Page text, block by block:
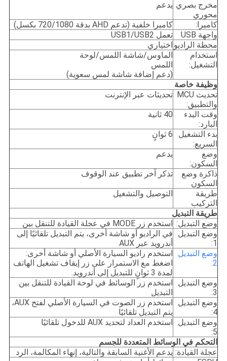
مخرج بصري
محوري
يدعم
كاميرا:
كاميرا خلفية (تدعم AHD بدقة 720/1080 بكسل)
واجهة USB
تعمل USB1/USB2
محطة الراديو اختياري
استخدام
التشغيل:
الماوس/شاشة اللمس/لوحة
اللمس
(دعم إضافة شاشة لمس سعوية)
وظيفة خاصة
تحديث MCU
والتطبيق:
تحديثات عبر الإنترنت
وقت البدء
البارد:
40 ثانية
بدء التشغيل
السريع:
6 ثوانٍ
وضع
السكون:
يدعم
ذاكرة وضع
السكون
تذكر آخر تطبيق عند الوقوف
طريقة
التركيب
التوصيل والتشغيل
طريقة التبديل
وضع التبديل:
استخدم زر MODE في عجلة القيادة للتنقل بين
وضع التبديل
1:
في الراديو أو شاشة أخرى، يتم التبديل تلقائيًا إلى
أندرويد عبر AUX
وضع التبديل
2:
استخدم راديو السيارة الأصلي أو شاشة أخرى:
اضغط مع الاستمرار على زر إيقاف تشغيل الهاتف
لمدة 3 ثوانٍ للتبديل إلى أندرويد.
وضع التبديل
3:
استخدم زر الوسائط في لوحة القيادة للتنقل بين
التبديل
وضع التبديل
4:
استخدم زر الصوت في السيارة الأصلي لفتح AUX،
يتم التبديل تلقائيًا
وضع التبديل
5:
استخدم العداد لتحديد AUX للدخول تلقائيًا
التحكم في الوسائط المتعددة للجسم
عجلة القيادة: يدعم الأغنية السابقة والتالية، إنهاء المكالمة، الرد